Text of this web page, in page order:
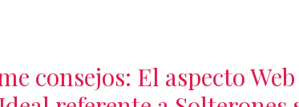
consejos: El aspecto